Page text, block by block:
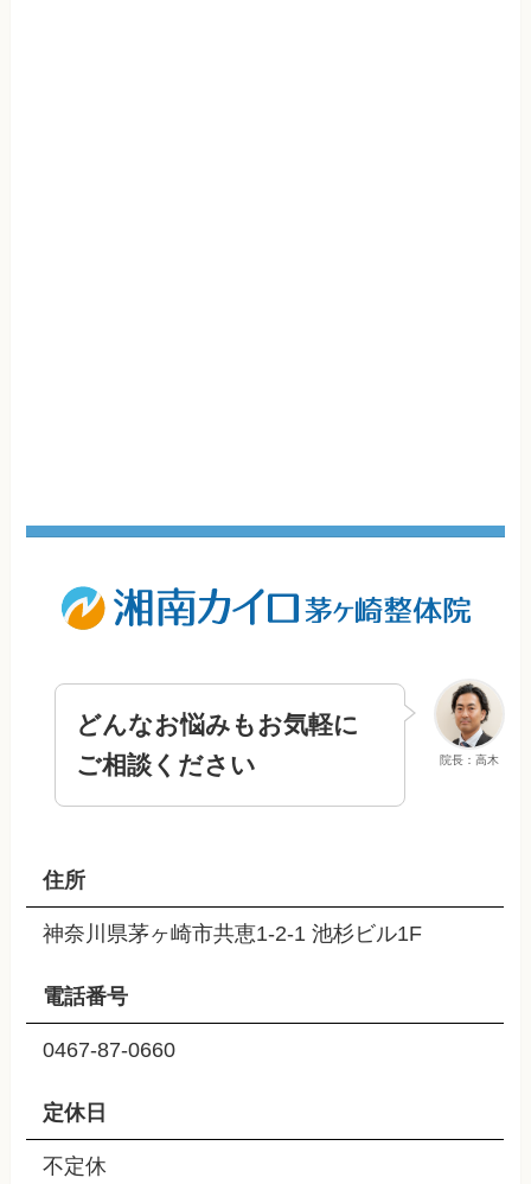
院長：高木
どんなお悩みもお気軽に
ご相談ください
住所
神奈川県茅ヶ崎市共恵1-2-1 池杉ビル1F
電話番号
0467-87-0660
定休日
不定休